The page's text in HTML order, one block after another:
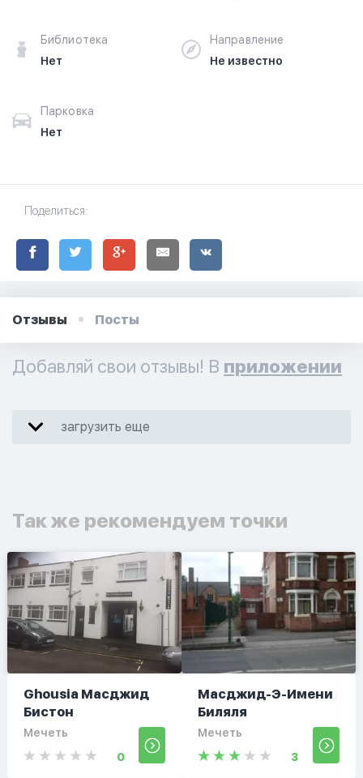
Библиотека
Нет
Направление
Не известно
Парковка
Нет
Поделиться:
Отзывы Посты
Добавляй свои отзывы! В приложении
загрузить еще
Так же рекомендуем точки
Ghousia Масджид
Бистон
Мечеть
0
Масджид-Э-Имени
Биляля
Мечеть
3